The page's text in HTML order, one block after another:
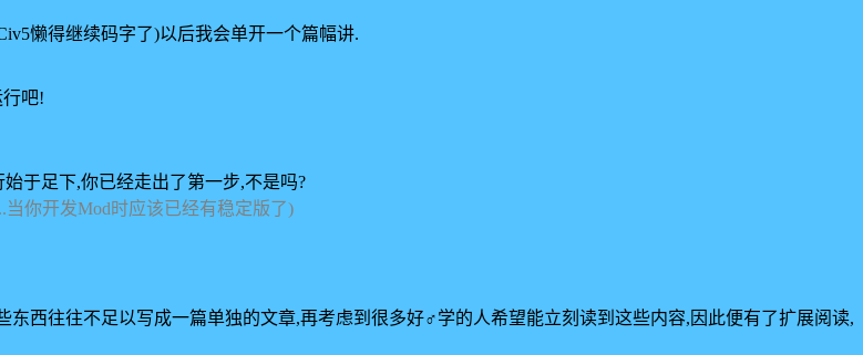
懒得继续码字了)以后我会单开一个篇幅讲.
吧!
于足下,你已经走出了第一步,不是吗?
当你开发Mod时应该已经有稳定版了)
西往往不足以写成一篇单独的文章,再考虑到很多好♂学的人希望能立刻读到这些内容,因此便有了扩展阅读,